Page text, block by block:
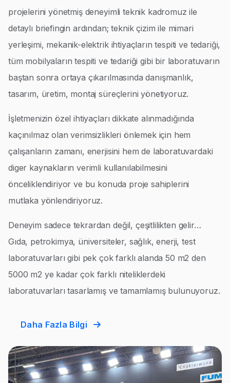
projelerini yönetmiş deneyimli teknik kadromuz ile
detaylı briefingin ardından; teknik çizim ile mimari
yerleşimi, mekanik-elektrik ihtiyaçların tespiti ve tedariği,
tüm mobilyaların tespiti ve tedariği gibi bir laboratuvarın
baştan sonra ortaya çıkarılmasında danışmanlık,
tasarım, üretim, montaj süreçlerini yönetiyoruz.
İşletmenizin özel ihtiyaçları dikkate alınmadığında
kaçınılmaz olan verimsizlikleri önlemek için hem
çalışanların zamanı, enerjisini hem de laboratuvardaki
diger kaynakların verimli kullanılabilmesini
önceliklendiriyor ve bu konuda proje sahiplerini
mutlaka yönlendiriyoruz.
Deneyim sadece tekrardan değil, çeşitlilikten gelir…
Gıda, petrokimya, üniversiteler, sağlık, enerji, test
laboratuvarları gibi pek çok farklı alanda 50 m2 den
5000 m2 ye kadar çok farklı niteliklerdeki
laboratuvarları tasarlamış ve tamamlamış bulunuyoruz.
Daha Fazla Bilgi